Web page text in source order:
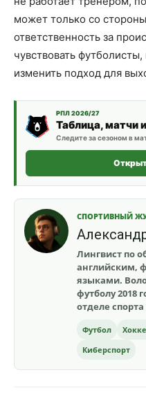
может только со
ответственность за
чувствовать
изменить подход для
РПЛ 2026/27
Таблица, матчи
Следите за сезоном в
СПОРТИВНЫЙ
Лингвист по
английским,
языками.
футболу 2018
отделе
Футбол
Киберспорт